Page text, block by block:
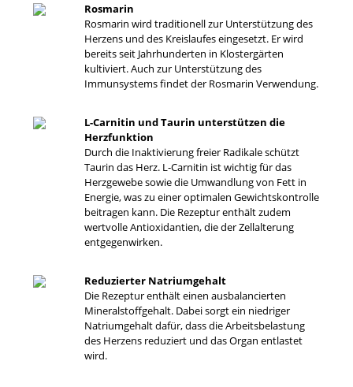
Rosmarin
Rosmarin wird traditionell zur Unterstützung des
Herzens und des Kreislaufes eingesetzt. Er wird
bereits seit Jahrhunderten in Klostergärten
kultiviert. Auch zur Unterstützung des
Immunsystems findet der Rosmarin Verwendung.
L-Carnitin und Taurin unterstützen die
Herzfunktion
Durch die Inaktivierung freier Radikale schützt
Taurin das Herz. L-Carnitin ist wichtig für das
Herzgewebe sowie die Umwandlung von Fett in
Energie, was zu einer optimalen Gewichtskontrolle
beitragen kann. Die Rezeptur enthält zudem
wertvolle Antioxidantien, die der Zellalterung
entgegenwirken.
Reduzierter Natriumgehalt
Die Rezeptur enthält einen ausbalancierten
Mineralstoffgehalt. Dabei sorgt ein niedriger
Natriumgehalt dafür, dass die Arbeitsbelastung
des Herzens reduziert und das Organ entlastet
wird.